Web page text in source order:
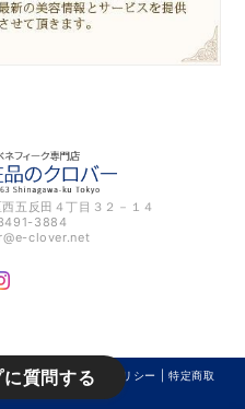
五反田４丁目３２－１４
3884
clover.net
バー |プライバシーポリシー
特定商取
質問する